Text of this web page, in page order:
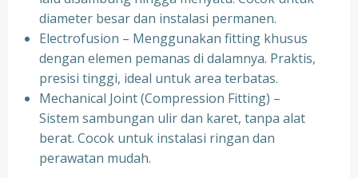
diameter besar dan instalasi permanen.
Electrofusion – Menggunakan fitting khusus
dengan elemen pemanas di dalamnya. Praktis,
presisi tinggi, ideal untuk area terbatas.
Mechanical Joint (Compression Fitting) –
Sistem sambungan ulir dan karet, tanpa alat
berat. Cocok untuk instalasi ringan dan
perawatan mudah.